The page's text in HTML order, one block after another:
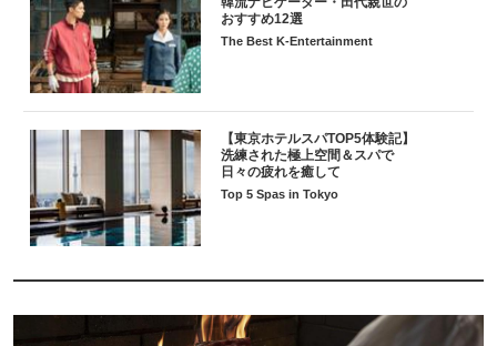
おすすめ12選
The Best K-Entertainment
【東京ホテルスパTOP5体験記】
洗練された極上空間＆スパで
日々の疲れを癒して
Top 5 Spas in Tokyo